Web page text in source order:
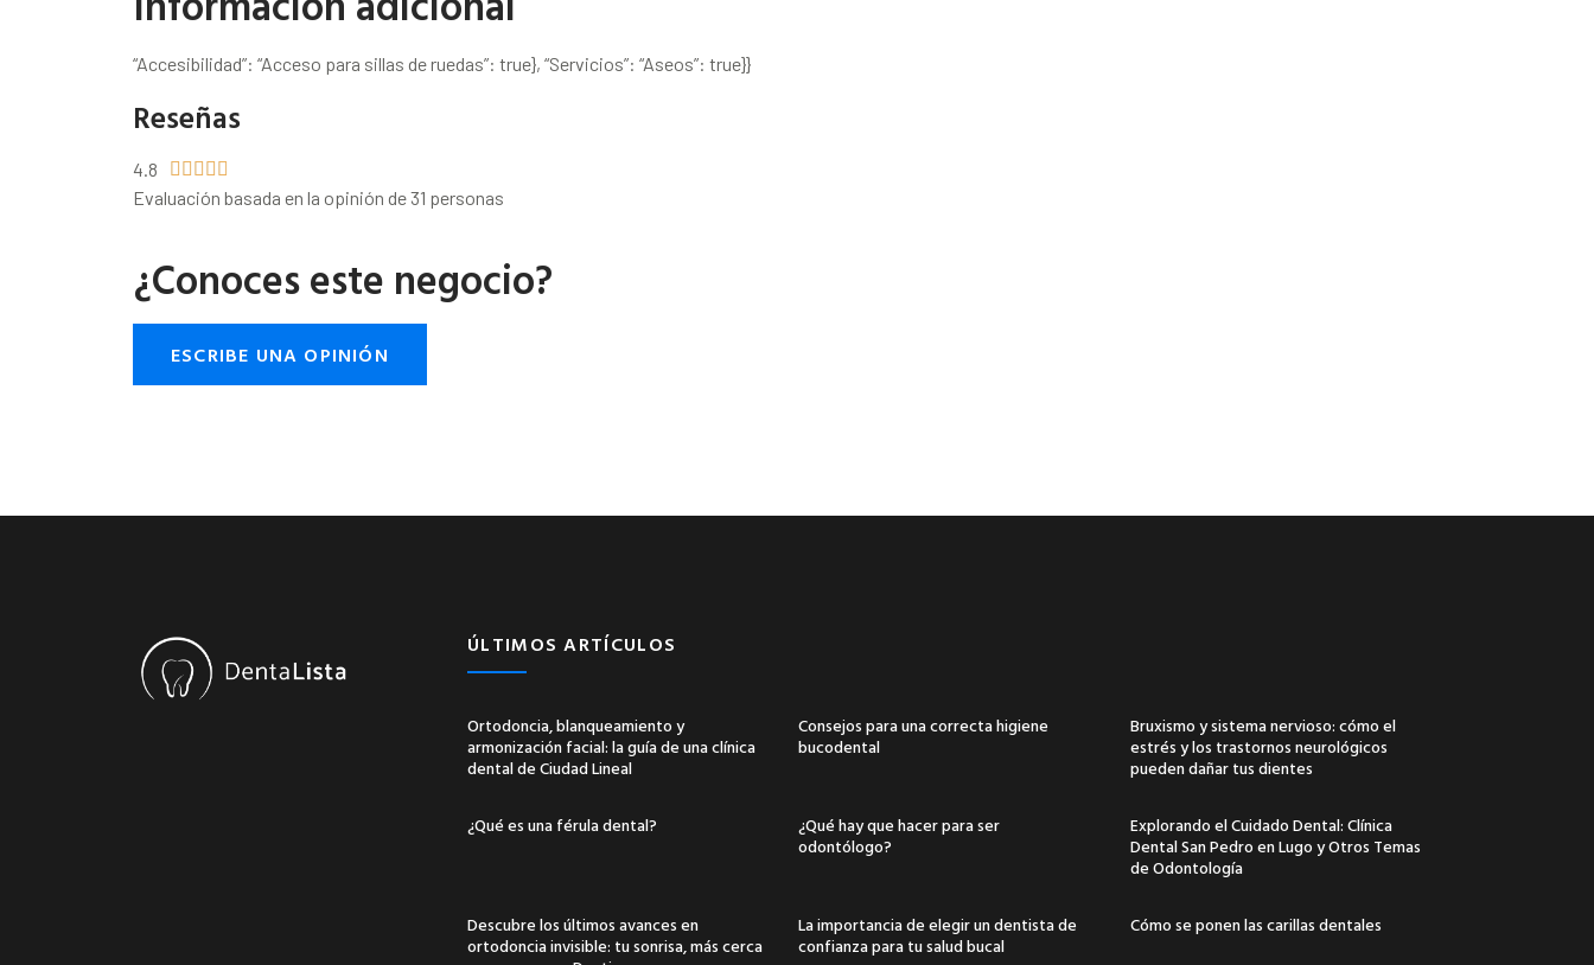
“Accesibilidad”: “Acceso para sillas de ruedas”: true}, “Servicios”: “Aseos”: true}}
Reseñas
4.8     
Evaluación basada en la opinión de 31 personas
¿Conoces este negocio?
ESCRIBE UNA OPINIÓN
ÚLTIMOS ARTÍCULOS
Ortodoncia, blanqueamiento y
armonización facial: la guía de una clínica
dental de Ciudad Lineal
Consejos para una correcta higiene
bucodental
Bruxismo y sistema nervioso: cómo el
estrés y los trastornos neurológicos
pueden dañar tus dientes
¿Qué es una férula dental?
¿Qué hay que hacer para ser
odontólogo?
Explorando el Cuidado Dental: Clínica
Dental San Pedro en Lugo y Otros Temas
de Odontología
Descubre los últimos avances en
ortodoncia invisible: tu sonrisa, más cerca
La importancia de elegir un dentista de
confianza para tu salud bucal
Cómo se ponen las carillas dentales